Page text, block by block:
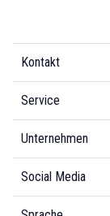
Kontakt
Service
Unternehmen
Social Media